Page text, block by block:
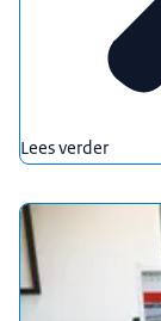
Lees verder